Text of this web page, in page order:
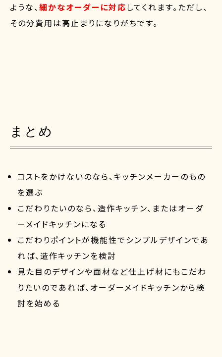
ような、細かなオーダーに対応してくれます。ただし、
その分費用は高止まりになりがちです。
まとめ
コストをかけないのなら、キッチンメーカーのもの
を選ぶ
こだわりたいのなら、造作キッチン、またはオーダ
ーメイドキッチンになる
こだわりポイントが機能性でシンプルデザインであ
れば、造作キッチンを検討
見た目のデザインや面材など仕上げ材にもこだわ
りたいのであれば、オーダーメイドキッチンから検
討を始める